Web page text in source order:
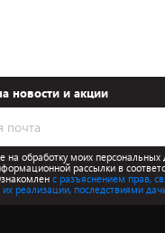
новости и акции
на обработку моих персональных
рассылки в
с разъяснением прав,
реализации, последствиями